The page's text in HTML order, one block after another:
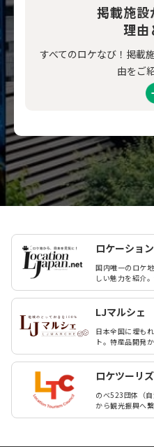
掲載施設
理由
すべてのロケなび！掲載
由をご
ロケーショ
国内唯一のロケ
しい魅力を紹介
LJマルシェ
日本全国に埋も
ト。特産品開発
ロケツーリ
のべ523団体（
から観光振興へ